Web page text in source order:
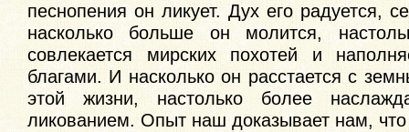
песнопения он ликует. Дух его радуется,
насколько больше он молится,
совлекается мирских похотей и
благами. И насколько он расстается с
этой жизни, настолько более
ликованием. Опыт наш доказывает нам, что